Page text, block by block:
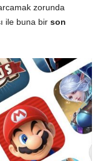
zorunda
ile buna bir son